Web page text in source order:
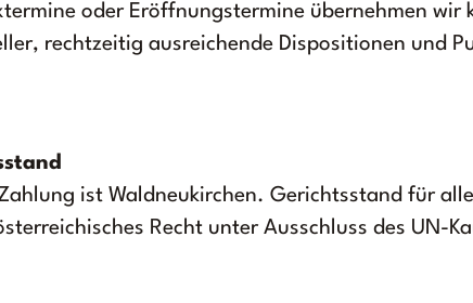
oder Eröffnungstermine übernehmen wir
rechtzeitig ausreichende Dispositionen und
ist Waldneukirchen. Gerichtsstand für
Recht unter Ausschluss des UN-